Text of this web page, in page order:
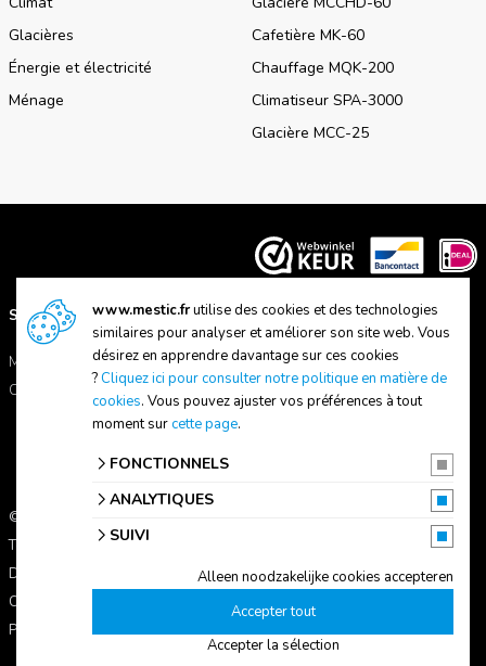
Glacières
Énergie et électricité
Ménage
Cafetière MK-60
Chauffage MQK-200
Climatiseur SPA-3000
Glacière MCC-25
SUPPORT
Manuels
Contactez-nous
A PROPOS DE NOUS
A propos de Mestic
Trouver un magasin
© 2026 Mestic
Tous les prix s'entendent TVA comprise.
Déclaration de confidentialité
Conditions d'utilisation
Paramètres des cookies
www.mestic.frutilise des cookies et des technologies
similaires pour analyser et améliorer son site web. Vous
désirez en apprendre davantage sur ces cookies
?Cliquez ici pour consulter notre politique en matière de
cookies. Vous pouvez ajuster vos préférences à tout
moment surcette page.
FONCTIONNELS
ANALYTIQUES
SUIVI
Accepter la sélection
Accepter tout
Alleen noodzakelijke cookies accepteren